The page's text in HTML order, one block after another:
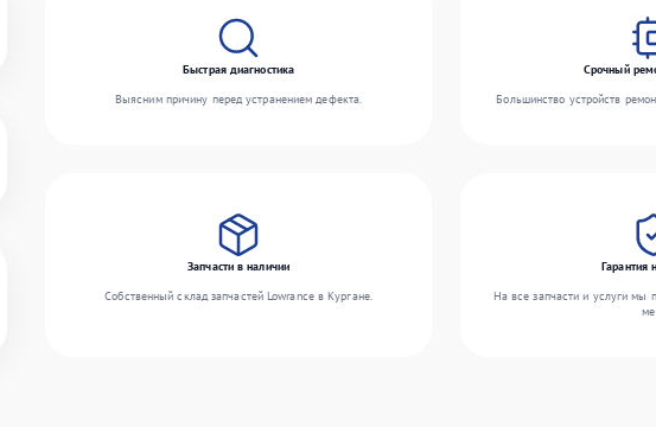
Быстрая диагностика
Выясним причину перед устранением дефекта.
Срочный
Большинство устройств
Запчасти в наличии
Собственный склад запчастей Lowrance в Кургане.
Гарантия
На все запчасти и услуги мы